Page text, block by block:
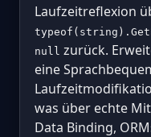
Laufzeitreflexion
null zurück.
eine
was über echte
Data Binding,